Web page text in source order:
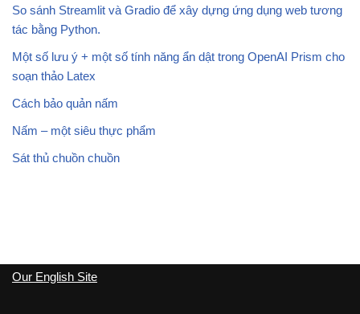
So sánh Streamlit và Gradio để xây dựng ứng dụng web tương
tác bằng Python.
Một số lưu ý + một số tính năng ẩn dật trong OpenAI Prism cho
soạn thảo Latex
Cách bảo quản nấm
Nấm – một siêu thực phẩm
Sát thủ chuồn chuồn
Our English Site